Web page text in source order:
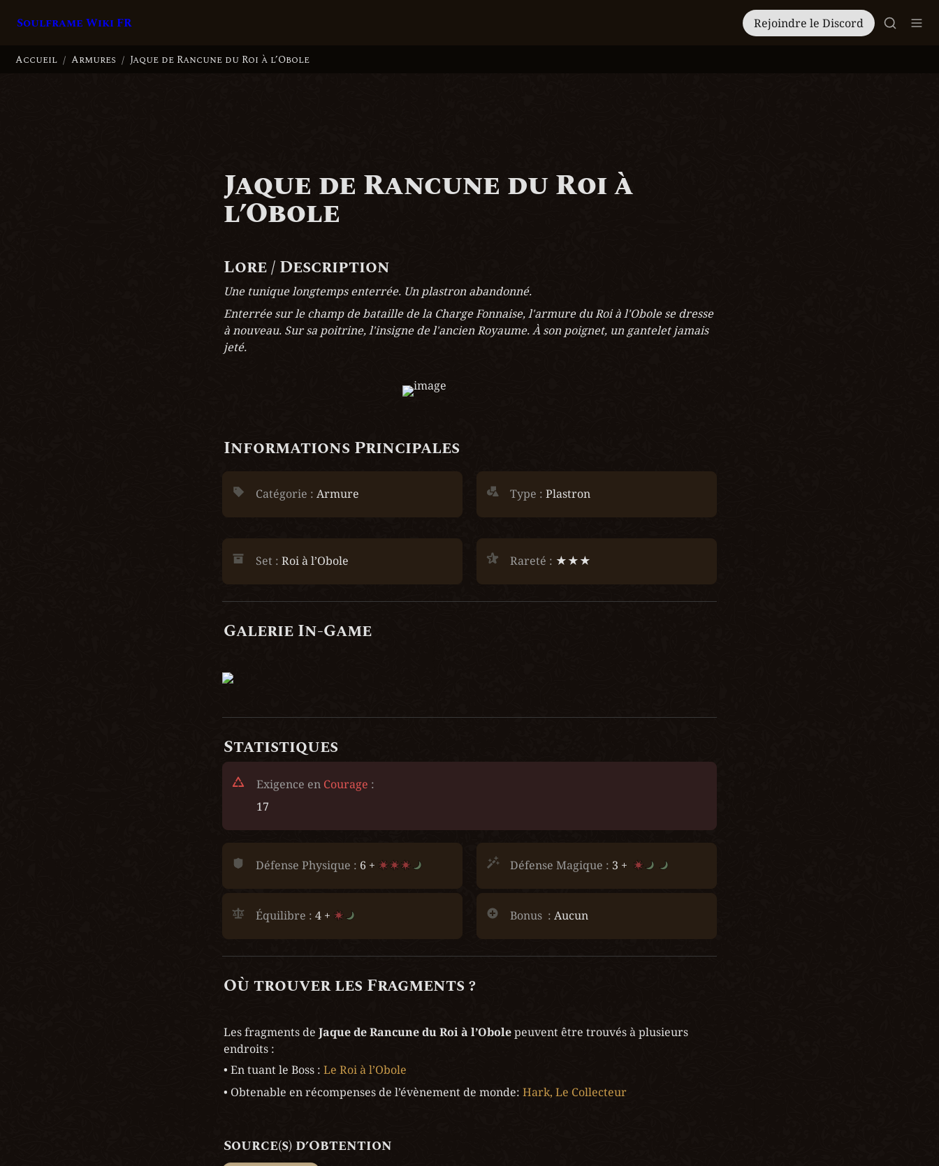
Soulframe Wiki FR Rejoindre le Discord
Accueil / Armures / Jaque de Rancune du Roi à l’Obole
Jaque de Rancune du Roi à
l’Obole
Lore / Description
Une tunique longtemps enterrée. Un plastron abandonné.
Enterrée sur le champ de bataille de la Charge Fonnaise, l'armure du Roi à l'Obole se dresse
à nouveau. Sur sa poitrine, l'insigne de l'ancien Royaume. À son poignet, un gantelet jamais
jeté.
Informations Principales
Catégorie : Armure Type : Plastron
Set : Roi à l’Obole Rareté : ★★★
Galerie In-Game
Statistiques
Exigence en Courage :
17
Défense Physique : 6 +
Équilibre : 4 +
Défense Magique : 3 +
Bonus  : Aucun
Où trouver les Fragments ?
Les fragments de Jaque de Rancune du Roi à l’Obole peuvent être trouvés à plusieurs
endroits :
• En tuant le Boss : Le Roi à l’Obole
• Obtenable en récompenses de l’évènement de monde: Hark, Le Collecteur
Source(s) d’Obtention